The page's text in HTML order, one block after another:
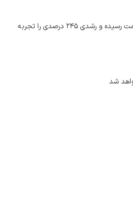
منابع بانک قرض‌الحسنه مهر ایران از ۵۸ به ۲۰۰ همت رسیده و رشدی ۲۴۵ درصدی را تجربه